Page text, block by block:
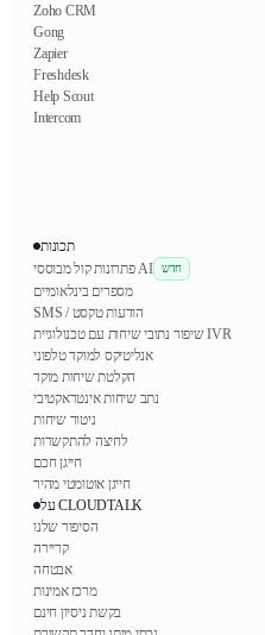
Zoho CRM
Gong
Zapier
Freshdesk
Help Scout
Intercom
תכונות
פתרונות קול מבוססי AI
חדש
מספרים בינלאומיים
SMS / הודעות טקסט
שיפור נתובי שיחות עם טכנולוגיית IVR
אנליטיקס למוקד טלפוני
הקלטת שיחות מוקד
נתב שיחות אינטראקטיבי
ניטור שיחות
לחיצה להתקשרות
חייגן חכם
חייגן אוטומטי מהיר
על CLOUDTALK
הסיפור שלנו
קריירה
אבטחה
מרכז אמינות
בקשת ניסיון חינם